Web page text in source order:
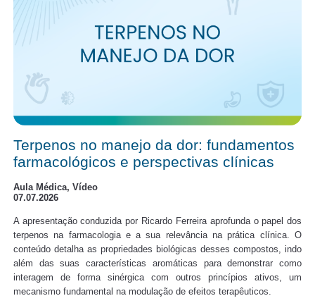
Terpenos no manejo da dor: fundamentos
farmacológicos e perspectivas clínicas
Aula Médica, Vídeo
07.07.2026
A apresentação conduzida por Ricardo Ferreira aprofunda o papel dos
terpenos na farmacologia e a sua relevância na prática clínica. O
conteúdo detalha as propriedades biológicas desses compostos, indo
além das suas características aromáticas para demonstrar como
interagem de forma sinérgica com outros princípios ativos, um
mecanismo fundamental na modulação de efeitos terapêuticos.